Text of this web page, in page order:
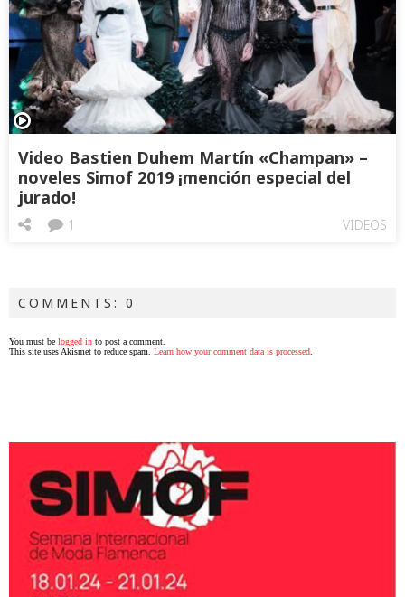
Video Bastien Duhem Martín «Champan» –
noveles Simof 2019 ¡mención especial del
jurado!
VIDEOS
1
COMMENTS: 0
You must be logged in to post a comment.
This site uses Akismet to reduce spam. Learn how your comment data is processed